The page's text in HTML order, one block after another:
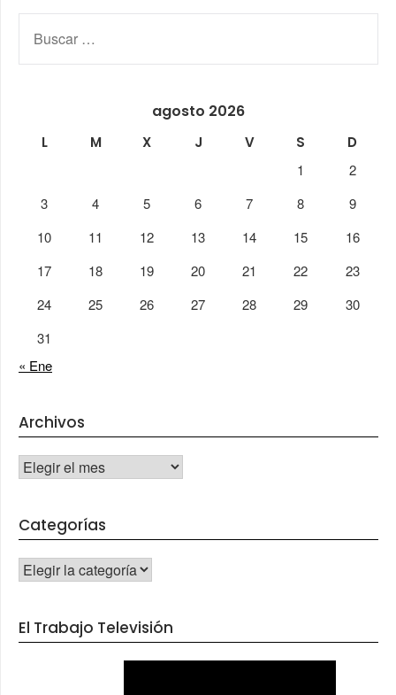
agosto 2026
L M X J V S
D
1
2
3
4 5 6 7 8
9
10
11 12 13 14 15
16
17
18 19 20 21 22
23
24
25 26 27 28 29
30
31
« Ene
Archivos
Archivos
Categorías
CATEGORÍAS
El Trabajo Televisión